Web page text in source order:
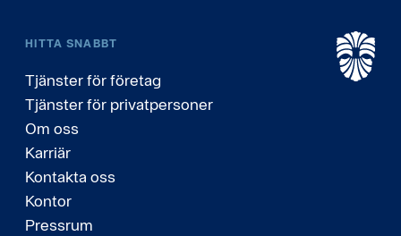
HITTA SNABBT
Tjänster för företag
Tjänster för privatpersoner
Om oss
Karriär
Kontakta oss
Kontor
Pressrum